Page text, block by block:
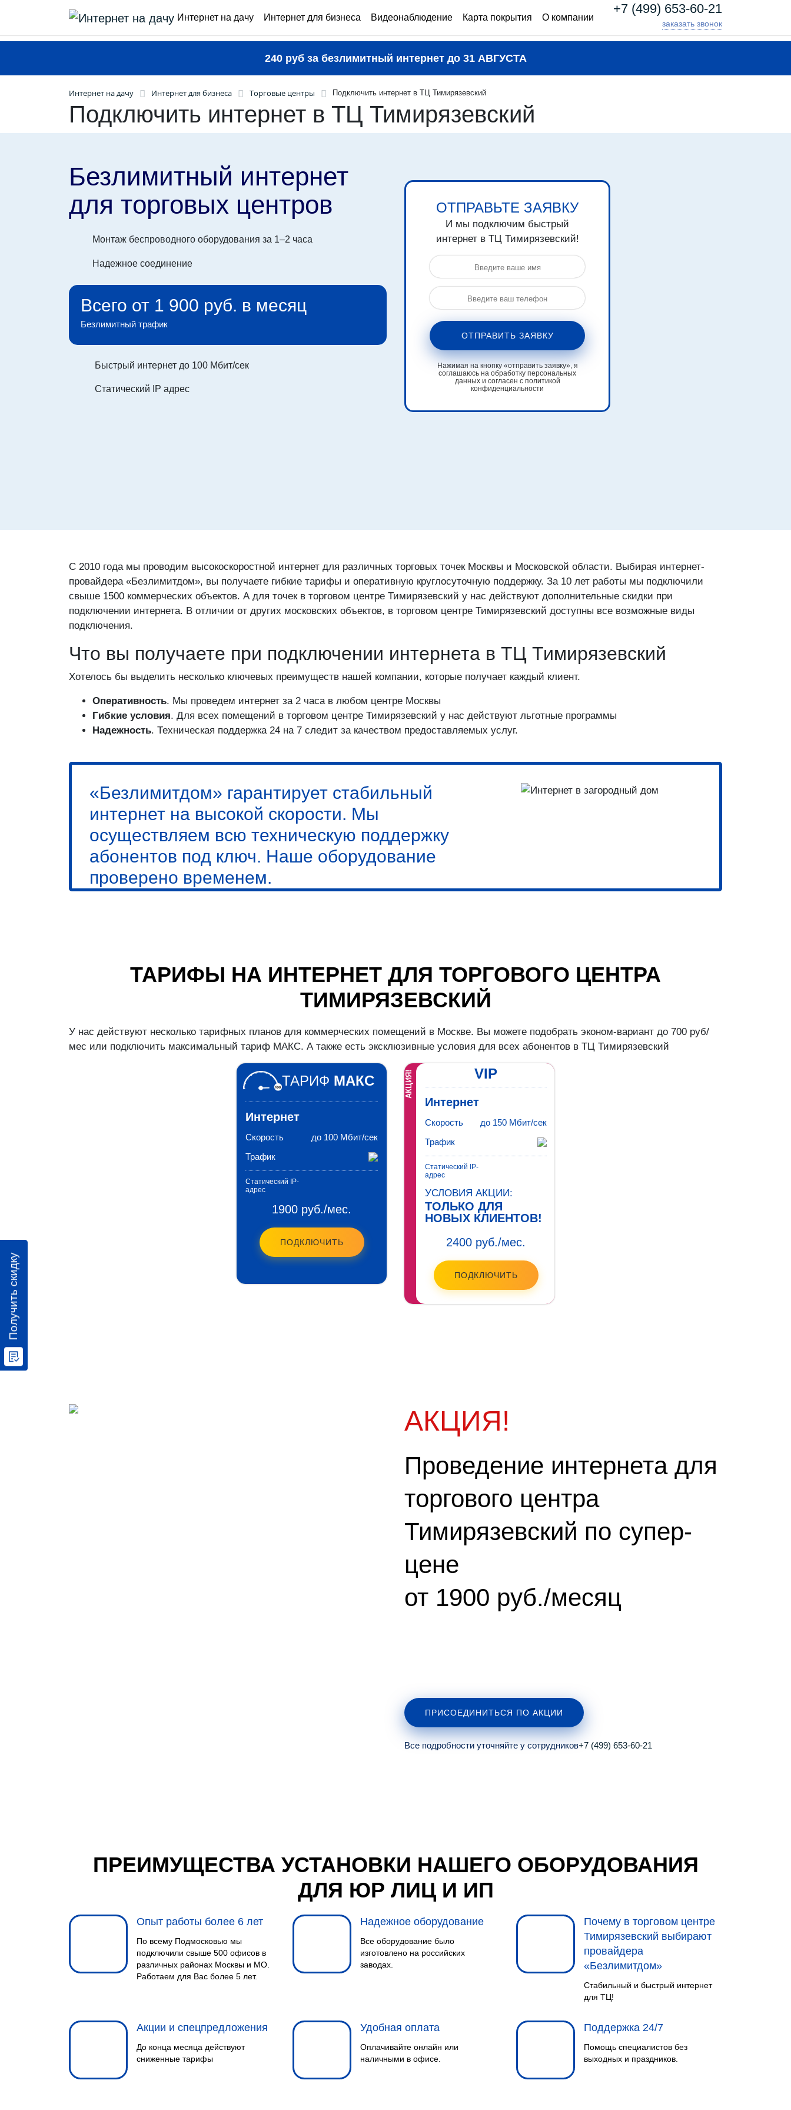
Интернет на дачу Интернет для бизнеса Видеонаблюдение Карта покрытия О компании
+7 (499) 653-60-21
заказать звонок
240 руб за безлимитный интернет до 31 АВГУСТА
Интернет на дачу Интернет для бизнеса Торговые центры Подключить интернет в ТЦ Тимирязевский
Подключить интернет в ТЦ Тимирязевский
Безлимитный интернет
для торговых центров
Монтаж беспроводного оборудования за 1–2 часа
Надежное соединение
Всего от 1 900 руб. в месяц
Безлимитный трафик
Быстрый интернет до 100 Мбит/сек
Статический IP адрес
ОТПРАВЬТЕ ЗАЯВКУ
И мы подключим быстрый
интернет в ТЦ Тимирязевский!
ОТПРАВИТЬ ЗАЯВКУ
Нажимая на кнопку «отправить заявку», я
соглашаюсь на обработку персональных
данных и согласен с политикой
конфиденциальности
С 2010 года мы проводим высокоскоростной интернет для различных торговых точек Москвы и Московской области. Выбирая интернет-
провайдера «Безлимитдом», вы получаете гибкие тарифы и оперативную круглосуточную поддержку. За 10 лет работы мы подключили
свыше 1500 коммерческих объектов. А для точек в торговом центре Тимирязевский у нас действуют дополнительные скидки при
подключении интернета. В отличии от других московских объектов, в торговом центре Тимирязевский доступны все возможные виды
подключения.
Что вы получаете при подключении интернета в ТЦ Тимирязевский
Хотелось бы выделить несколько ключевых преимуществ нашей компании, которые получает каждый клиент.
Оперативность. Мы проведем интернет за 2 часа в любом центре Москвы
Гибкие условия. Для всех помещений в торговом центре Тимирязевский у нас действуют льготные программы
Надежность. Техническая поддержка 24 на 7 следит за качеством предоставляемых услуг.
«Безлимитдом» гарантирует стабильный
интернет на высокой скорости. Мы
осуществляем всю техническую поддержку
абонентов под ключ. Наше оборудование
проверено временем.
ТАРИФЫ НА ИНТЕРНЕТ ДЛЯ ТОРГОВОГО ЦЕНТРА
ТИМИРЯЗЕВСКИЙ
У нас действуют несколько тарифных планов для коммерческих помещений в Москве. Вы можете подобрать эконом-вариант до 700 руб/
мес или подключить максимальный тариф МАКС. А также есть эксклюзивные условия для всех абонентов в ТЦ Тимирязевский
ТАРИФ МАКС
Интернет
Скорость
до 100 Мбит/сек
Трафик
Статический IP-
адрес
1900 руб./мес.
ПОДКЛЮЧИТЬ
АКЦИЯ! VIP
Интернет
Скорость
до 150 Мбит/сек
Трафик
Статический IP-
адрес
УСЛОВИЯ АКЦИИ:
ТОЛЬКО ДЛЯ
НОВЫХ КЛИЕНТОВ!
2400 руб./мес.
ПОДКЛЮЧИТЬ
АКЦИЯ!
Проведение интернета для
торгового центра
Тимирязевский по супер-
цене
от 1900 руб./месяц
ПРИСОЕДИНИТЬСЯ ПО АКЦИИ
Все подробности уточняйте у сотрудников+7 (499) 653-60-21
ПРЕИМУЩЕСТВА УСТАНОВКИ НАШЕГО ОБОРУДОВАНИЯ
ДЛЯ ЮР ЛИЦ И ИП
Опыт работы более 6 лет
По всему Подмосковью мы
подключили свыше 500 офисов в
различных районах Москвы и МО.
Работаем для Вас более 5 лет.
Надежное оборудование
Все оборудование было
изготовлено на российских
заводах.
Почему в торговом центре
Тимирязевский выбирают
провайдера
«Безлимитдом»
Стабильный и быстрый интернет
для ТЦ!
Акции и спецпредложения
До конца месяца действуют
сниженные тарифы
Удобная оплата
Оплачивайте онлайн или
наличными в офисе.
Поддержка 24/7
Помощь специалистов без
выходных и праздников.
Получить скидку